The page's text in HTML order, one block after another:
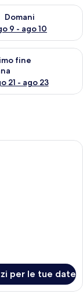
8 - ago 9
Domani
9 - ago 10
per
ago 14 -
fine
21 - ago 23
per il
moderna con
per le tue date